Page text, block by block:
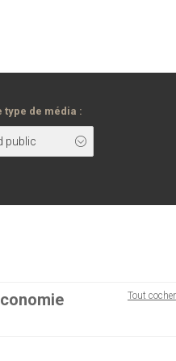
type de média :
public
Tout cocher